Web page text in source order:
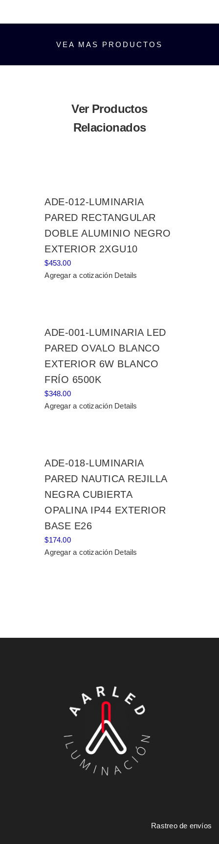
VEA MAS PRODUCTOS
Ver Productos
Relacionados
ADE-012-LUMINARIA
PARED RECTANGULAR
DOBLE ALUMINIO NEGRO
EXTERIOR 2XGU10
$453.00
Agregar a cotización Details
ADE-001-LUMINARIA LED
PARED OVALO BLANCO
EXTERIOR 6W BLANCO
FRÍO 6500K
$348.00
Agregar a cotización Details
ADE-018-LUMINARIA
PARED NAUTICA REJILLA
NEGRA CUBIERTA
OPALINA IP44 EXTERIOR
BASE E26
$174.00
Agregar a cotización Details
Rastreo de envíos